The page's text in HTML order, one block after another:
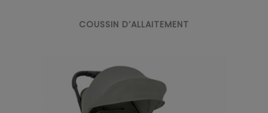
COUSSIN D’ALLAITEMENT